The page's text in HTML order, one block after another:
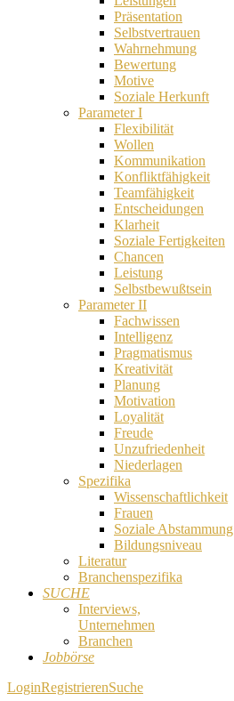
Präsentation
Selbstvertrauen
Wahrnehmung
Bewertung
Motive
Soziale Herkunft
Parameter I
Flexibilität
Wollen
Kommunikation
Konfliktfähigkeit
Teamfähigkeit
Entscheidungen
Klarheit
Soziale Fertigkeiten
Chancen
Leistung
Selbstbewußtsein
Parameter II
Fachwissen
Intelligenz
Pragmatismus
Kreativität
Planung
Motivation
Loyalität
Freude
Unzufriedenheit
Niederlagen
Spezifika
Wissenschaftlichkeit
Frauen
Soziale Abstammung
Bildungsniveau
Literatur
Branchenspezifika
SUCHE
Interviews,
Unternehmen
Branchen
Jobbörse
LoginRegistrierenSuche